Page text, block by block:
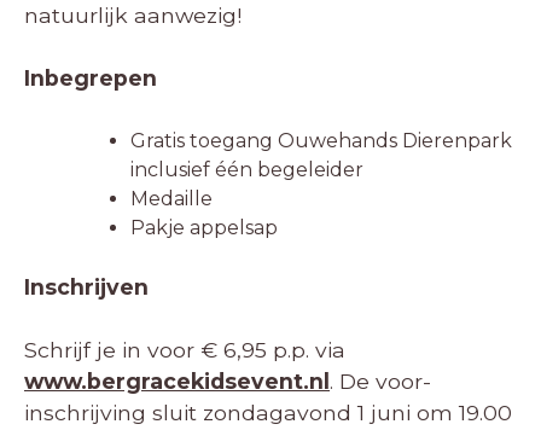
natuurlijk aanwezig!
Inbegrepen
Gratis toegang Ouwehands Dierenpark
inclusief één begeleider
Medaille
Pakje appelsap
Inschrijven
Schrijf je in voor € 6,95 p.p. via
www.bergracekidsevent.nl . De voor-
inschrijving sluit zondagavond 1 juni om 19.00